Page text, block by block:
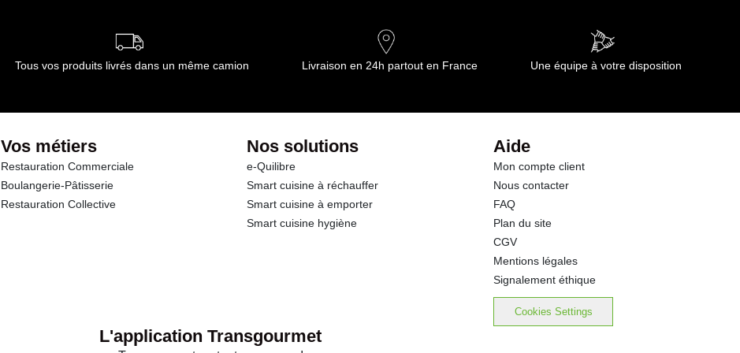
Tous vos produits livrés dans un même camion Livraison en 24h partout en France Une équipe à votre disposition
Vos métiers
Restauration Commerciale
Boulangerie-Pâtisserie
Restauration Collective
Nos solutions
e-Quilibre
Smart cuisine à réchauffer
Smart cuisine à emporter
Smart cuisine hygiène
Aide
Mon compte client
Nous contacter
FAQ
Plan du site
CGV
Mentions légales
Signalement éthique
Cookies Settings
L'application Transgourmet